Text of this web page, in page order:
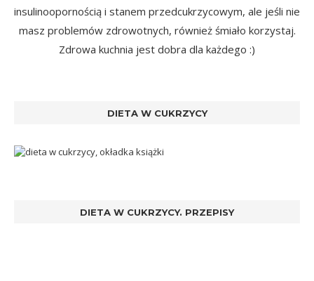
insulinoopornością i stanem przedcukrzycowym, ale jeśli nie
masz problemów zdrowotnych, również śmiało korzystaj.
Zdrowa kuchnia jest dobra dla każdego :)
DIETA W CUKRZYCY
DIETA W CUKRZYCY. PRZEPISY